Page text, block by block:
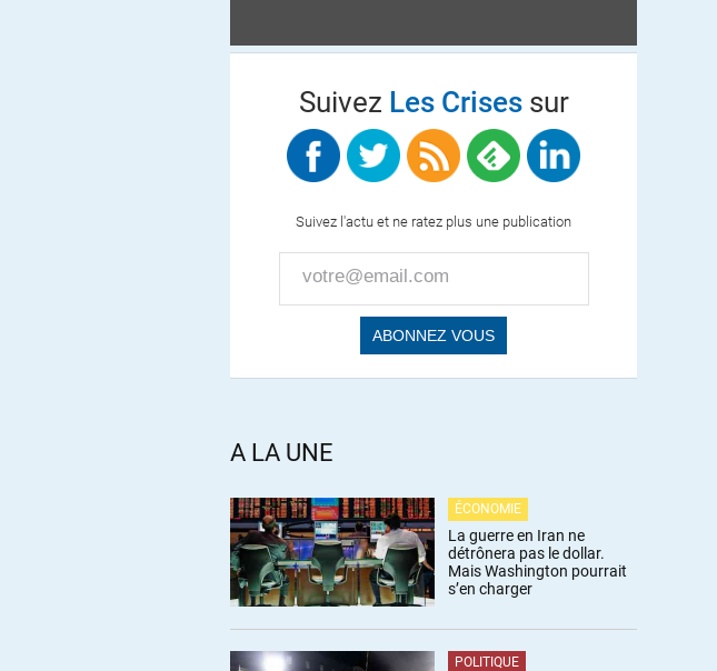
Suivez Les Crisessur
Suivez l'actu et ne ratez plus une publication
A LA UNE
ÉCONOMIE
La guerre en Iran ne
détrônera pas le dollar.
Mais Washington pourrait
s’en charger
POLITIQUE